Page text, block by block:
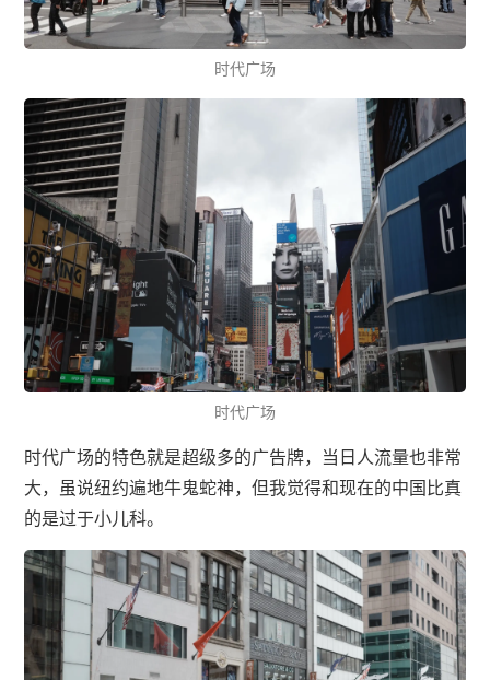
时代广场
时代广场
时代广场的特色就是超级多的广告牌，当日人流量也非常
大，虽说纽约遍地牛鬼蛇神，但我觉得和现在的中国比真
的是过于小儿科。